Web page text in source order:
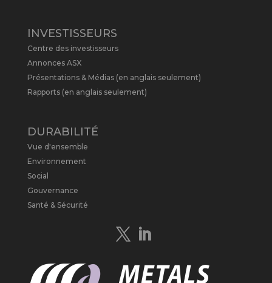
Report follows $MLS’s impressive
economic results from its Preliminary
Economic Assessment Study to develop
a new High Purity#Graphiterefinery
near Baie-Comeau, Quebec.
https://bit.ly/4dv7eXx
Study to develop a new High Purity
#Graphite
https://bit.ly/4mQcxFa
Load More
INVESTISSEURS
Centre des investisseurs
Annonces ASX
Présentations & Médias (en anglais seulement)
Rapports (en anglais seulement)
DURABILITÉ
Vue d'ensemble
Environnement
Social
Gouvernance
Santé & Sécurité